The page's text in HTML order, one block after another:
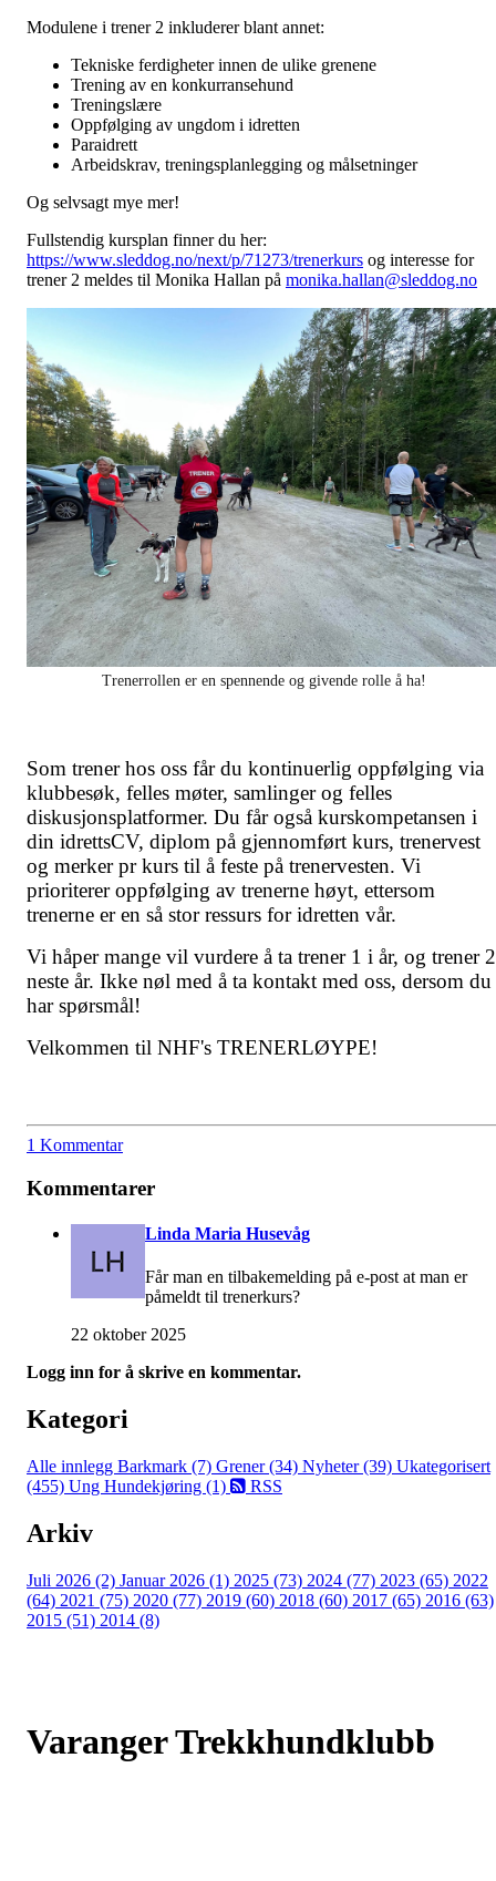
Modulene i trener 2 inkluderer blant annet:
Tekniske ferdigheter innen de ulike grenene
Trening av en konkurransehund
Treningslære
Oppfølging av ungdom i idretten
Paraidrett
Arbeidskrav, treningsplanlegging og målsetninger
Og selvsagt mye mer!
Fullstendig kursplan finner du her:
https://www.sleddog.no/next/p/71273/trenerkurs og interesse for
trener 2 meldes til Monika Hallan på monika.hallan@sleddog.no
Trenerrollen er en spennende og givende rolle å ha!
Som trener hos oss får du kontinuerlig oppfølging via
klubbesøk, felles møter, samlinger og felles
diskusjonsplatformer. Du får også kurskompetansen i
din idrettsCV, diplom på gjennomført kurs, trenervest
og merker pr kurs til å feste på trenervesten. Vi
prioriterer oppfølging av trenerne høyt, ettersom
trenerne er en så stor ressurs for idretten vår.
Vi håper mange vil vurdere å ta trener 1 i år, og trener 2
neste år. Ikke nøl med å ta kontakt med oss, dersom du
har spørsmål!
Velkommen til NHF's TRENERLØYPE!
1 Kommentar
Kommentarer
Linda Maria Husevåg
Får man en tilbakemelding på e-post at man er
påmeldt til trenerkurs?
22 oktober 2025
Logg inn for å skrive en kommentar.
Kategori
Alle innlegg Barkmark (7) Grener (34) Nyheter (39) Ukategorisert
(455) Ung Hundekjøring (1) RSS
Arkiv
Juli 2026 (2) Januar 2026 (1) 2025 (73) 2024 (77) 2023 (65) 2022
(64) 2021 (75) 2020 (77) 2019 (60) 2018 (60) 2017 (65) 2016 (63)
2015 (51) 2014 (8)
Varanger Trekkhundklubb